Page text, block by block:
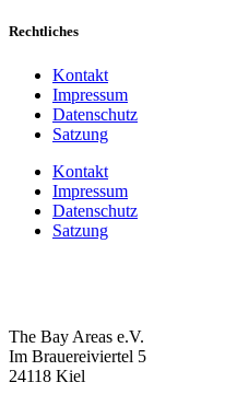
Rechtliches
Kontakt
Impressum
Datenschutz
Satzung
Kontakt
Impressum
Datenschutz
Satzung
The Bay Areas e.V.
Im Brauereiviertel 5
24118 Kiel